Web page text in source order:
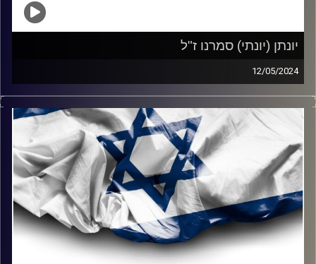
יונתן (יונתי) סמרנו ז"ל
12/05/2024
דנה זינו, סטודנטית באונ' רייכמן ובת דודתו של יונתן, מארחת
את אילת, אמא של יונתן (יונתי) סמרנו ז"ל, חטוף בעזה.
בשיחה אפשר לשמוע את ההודעות של יונתי ולהבין כמה
שמחת חיים הפיץ בכל מקום.
קשה להגיד על יונתי שהוא מת כי הוא היה הכי חי שאפשר
להיות. יונתי הוא החיים והחיים הם יונתי.
קרדיט תמונות:AudioVersity